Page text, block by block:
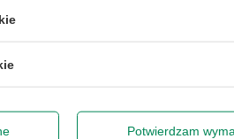
4 999,00 zł -6%
Potwierdzam